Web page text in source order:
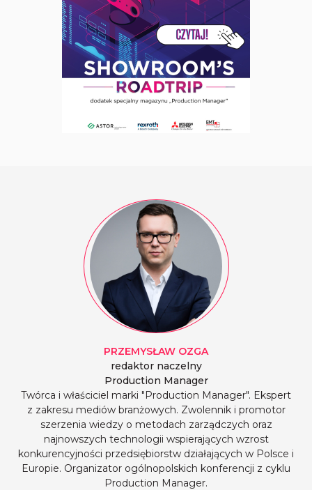
PRZEMYSŁAW OZGA
redaktor naczelny
Production Manager
Twórca i właściciel marki "Production Manager". Ekspert
z zakresu mediów branżowych. Zwolennik i promotor
szerzenia wiedzy o metodach zarządczych oraz
najnowszych technologii wspierających wzrost
konkurencyjności przedsiębiorstw działających w Polsce i
Europie. Organizator ogólnopolskich konferencji z cyklu
Production Manager.